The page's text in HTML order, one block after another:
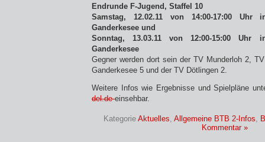
Endrunde F-Jugend, Staffel 10
Samstag, 12.02.11 von 14:00-17:00
Ganderkesee und
Sonntag, 13.03.11 von 12:00-15:00
Ganderkesee
Gegner werden dort sein der TV Munderloh 2,
Ganderkesee 5 und der TV Dötlingen 2.
Weitere Infos wie Ergebnisse und Spielpläne
del.deeinsehbar.
Kategorie Aktuelles, Allgemeine BTB 2-Infos,
Kommentar »